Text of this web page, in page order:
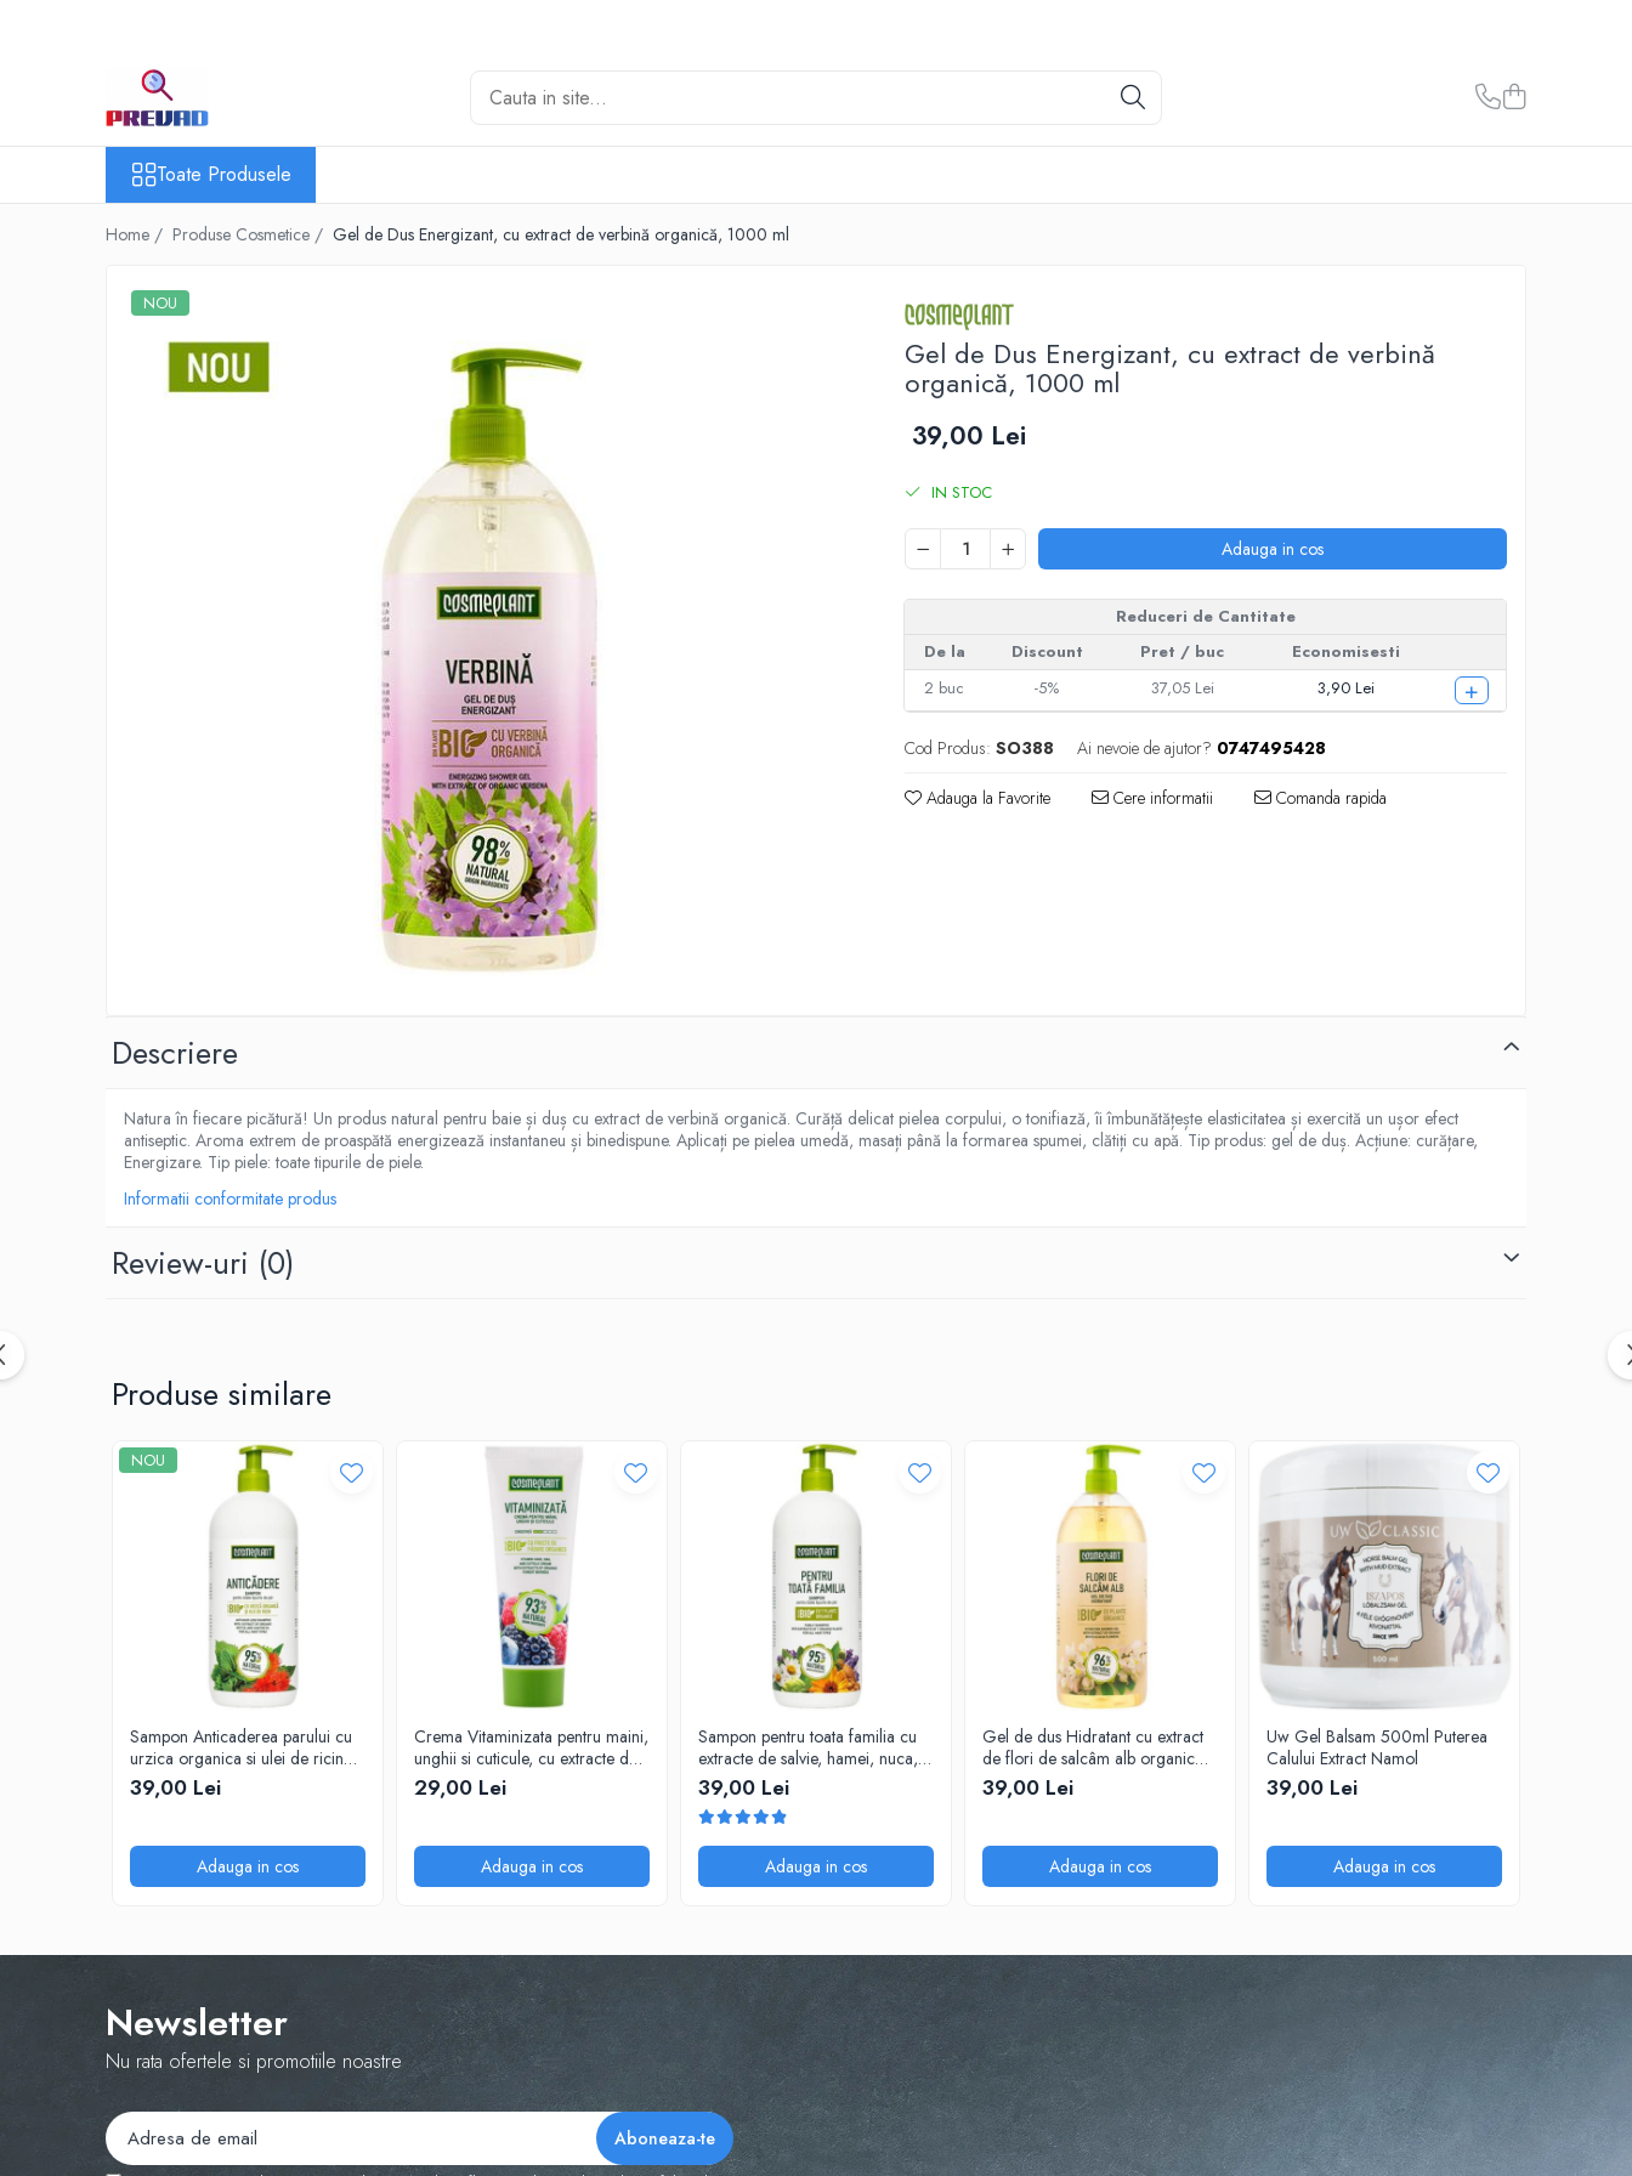
Toate Produsele
Produse cu transport gratuit – livrare
Casa & Gradina
Produse Cosmetice
Toate Produsele
Home / Produse Cosmetice / Gel de Dus Energizant, cu extract de verbină organică, 1000 ml
Gel de Dus Energizant, cu extract de verbină
organică, 1000 ml
NOU
39,00 Lei
IN STOC
Adauga in cos
Reduceri de Cantitate
De la
Discount Pret / buc
Economisesti
2 buc -5% 37,05 Lei 3,90 Lei +
Cod Produs: SO388 Ai nevoie de ajutor? 0747495428
Adauga la Favorite Cere informatii Comanda rapida
Descriere
Natura în fiecare picătură! Un produs natural pentru baie și duș cu extract de verbină organică. Curăță delicat pielea corpului, o tonifiază, îi îmbunătățește elasticitatea și exercită un ușor efect
antiseptic. Aroma extrem de proaspătă energizează instantaneu și binedispune. Aplicați pe pielea umedă, masați până la formarea spumei, clătiți cu apă. Tip produs: gel de duș. Acțiune: curățare,
Energizare. Tip piele: toate tipurile de piele.
Informatii conformitate produs
Review-uri (0)
Produse similare
NOU
Sampon Anticaderea parului cu
urzica organica si ulei de ricin
Cosmeplant, 1000 ml
39,00 Lei
Adauga in cos
Crema Vitaminizata pentru maini,
unghii si cuticule, cu extracte de
fructe de padure organice, 75 ml
29,00 Lei
Adauga in cos
Sampon pentru toata familia cu
extracte de salvie, hamei, nuca,
romanita, lavanda, urzică și
calendula organice Cosmeplant,
1000 ml
39,00 Lei
Adauga in cos
Gel de dus Hidratant cu extract
de flori de salcâm alb organic
Cosmeplant, 1000 ml
39,00 Lei
Adauga in cos
Uw Gel Balsam 500ml Puterea
Calului Extract Namol
39,00 Lei
Adauga in cos
Newsletter
Nu rata ofertele si promotiile noastre